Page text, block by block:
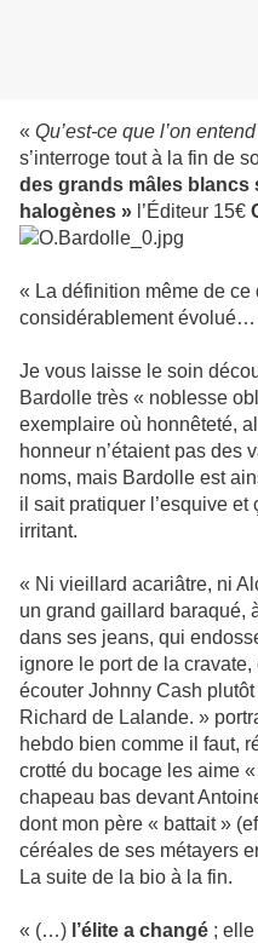
« Qu’est-ce que l’on
s’interroge tout à la fin de
des grands mâles blancs
halogènes » l’Éditeur 15€
« La définition même de ce
considérablement évolué…
Je vous laisse le soin
Bardolle très « noblesse
exemplaire où honnêteté,
honneur n’étaient pas des
noms, mais Bardolle est
il sait pratiquer l’esquive
irritant.
« Ni vieillard acariâtre, ni
un grand gaillard baraqué,
dans ses jeans, qui
ignore le port de la
écouter Johnny Cash
Richard de Lalande. »
hebdo bien comme il faut,
crotté du bocage les aime
chapeau bas devant
dont mon père « battait »
céréales de ses métayers
La suite de la bio à la fin.
« (…) l’élite a changé ;